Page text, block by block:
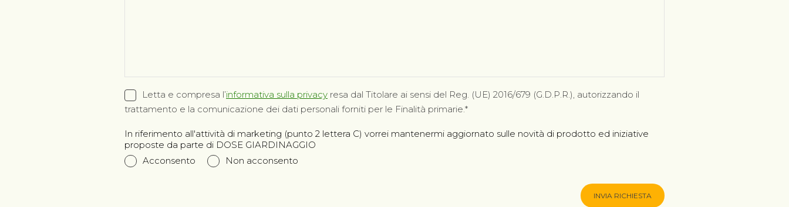
Letta e compresa l’informativa sulla privacy resa dal Titolare ai sensi del Reg. (UE) 2016/679 (G.D.P.R.), autorizzando il
trattamento e la comunicazione dei dati personali forniti per le Finalità primarie.
In riferimento all'attività di marketing (punto 2 lettera C) vorrei mantenermi aggiornato sulle novità di prodotto ed iniziative
proposte da parte di DOSE GIARDINAGGIO
Acconsento
Non acconsento
INVIA RICHIESTA